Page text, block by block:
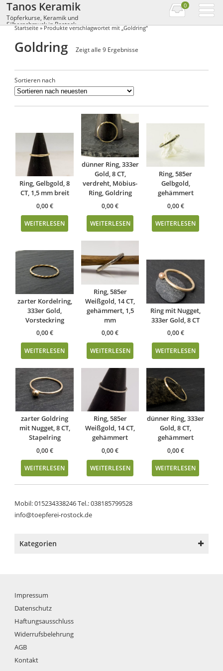
Tanos Keramik
Töpferkurse, Keramik und
Silberschmuck in Rostock
0
Startseite» Produkte verschlagwortet mit „Goldring“
Goldring Zeigt alle 9 Ergebnisse
Sortieren nach
Ring, Gelbgold, 8
CT, 1,5 mm breit
0,00€
WEITERLESEN
dünner Ring, 333er
Gold, 8 CT,
verdreht, Möbius-
Ring, Goldring
0,00€
WEITERLESEN
Ring, 585er
Gelbgold,
gehämmert
0,00€
WEITERLESEN
zarter Kordelring,
333er Gold,
Vorsteckring
0,00€
WEITERLESEN
Ring, 585er
Weißgold, 14 CT,
gehämmert, 1,5
mm
0,00€
WEITERLESEN
Ring mit Nugget,
333er Gold, 8 CT
0,00€
WEITERLESEN
zarter Goldring
mit Nugget, 8 CT,
Stapelring
0,00€
WEITERLESEN
Ring, 585er
Weißgold, 14 CT,
gehämmert
0,00€
WEITERLESEN
dünner Ring, 333er
Gold, 8 CT,
gehämmert
0,00€
WEITERLESEN
Mobil: 015234338246 Tel.: 038185799528
info@toepferei-rostock.de
Kategorien
Impressum
Datenschutz
Haftungsausschluss
Widerrufsbelehrung
AGB
Kontakt